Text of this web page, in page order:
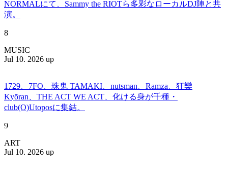
NORMALにて、Sammy the RIOTら多彩なローカルDJ陣と共
演。
8
MUSIC
Jul 10. 2026 up
1729、7FO、珠鬼 TAMAKI、nutsman、Ramza、狂欒
Kyōran、THE ACT WE ACT、化ける身が千種・
club(O)Utoposに集結。
9
ART
Jul 10. 2026 up